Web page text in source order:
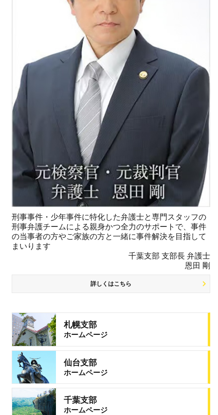
刑事事件・少年事件に特化した弁護士と専門スタッフの
刑事弁護チームによる親身かつ全力のサポートで、事件
の当事者の方やご家族の方と一緒に事件解決を目指して
まいります
千葉支部 支部長 弁護士
恩田 剛
詳しくはこちら
札幌支部
ホームページ
仙台支部
ホームページ
千葉支部
ホームページ